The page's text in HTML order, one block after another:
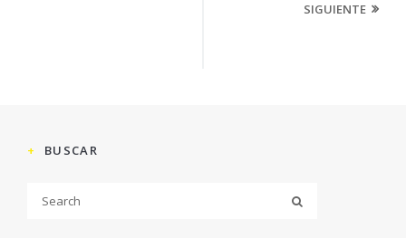
SIGUIENTE
BUSCAR